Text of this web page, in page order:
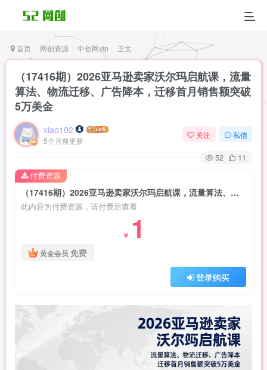
首页 网创资源 中创网vip 正文
（17416期）2026亚马逊卖家沃尔玛启航课，流量
算法、物流迁移、广告降本，迁移首月销售额突破
5万美金
xiao102
5个月前更新
关注 私信
52 11
（17416期）2026亚马逊卖家沃尔玛启航课，流量算法、物流迁移、广告降本，迁移首月销售额突破5万美金
此内容为付费资源，请付费后查看
￥ 1
黄金会员 免费
登录购买
付费资源